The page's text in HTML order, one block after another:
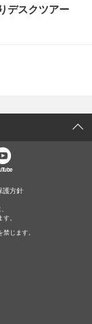
デスクツアー
護方針
。
じます。